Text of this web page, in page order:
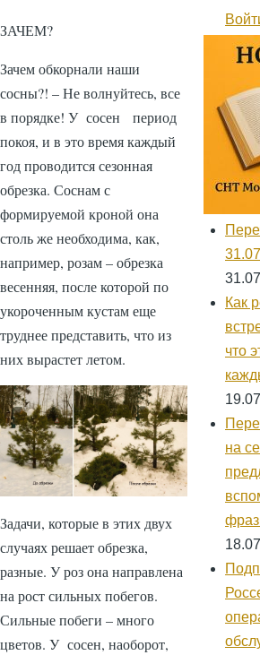
навигации
ЗАЧЕМ?
Зачем обкорнали наши
сосны?! – Не волнуйтесь, все
в порядке! У сосен период
покоя, и в это время каждый
год проводится сезонная
обрезка. Соснам с
формируемой кроной она
столь же необходима, как,
например, розам – обрезка
весенняя, после которой по
укороченным кустам еще
труднее представить, что из
них вырастет летом.
Задачи, которые в этих двух
случаях решает обрезка,
разные. У роз она направлена
на рост сильных побегов.
Сильные побеги – много
цветов. У сосен, наоборот,
Меню
учётной
записи
Как
что
на